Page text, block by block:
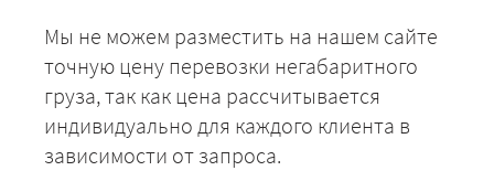
Мы не можем разместить на нашем сайте
точную цену перевозки негабаритного
груза, так как цена рассчитывается
индивидуально для каждого клиента в
зависимости от запроса.